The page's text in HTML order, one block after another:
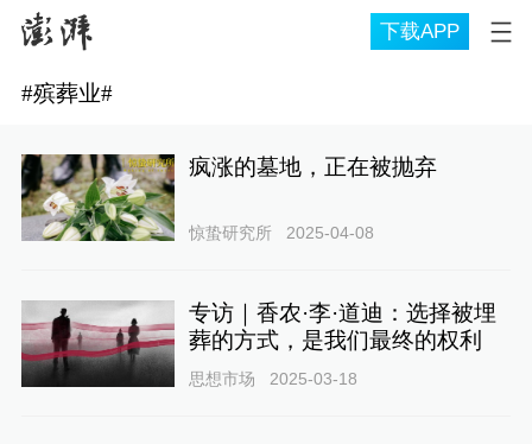
下载APP
#殡葬业#
疯涨的墓地，正在被抛弃
惊蛰研究所 2025-04-08
专访｜香农·李·道迪：选择被埋
葬的方式，是我们最终的权利
思想市场 2025-03-18